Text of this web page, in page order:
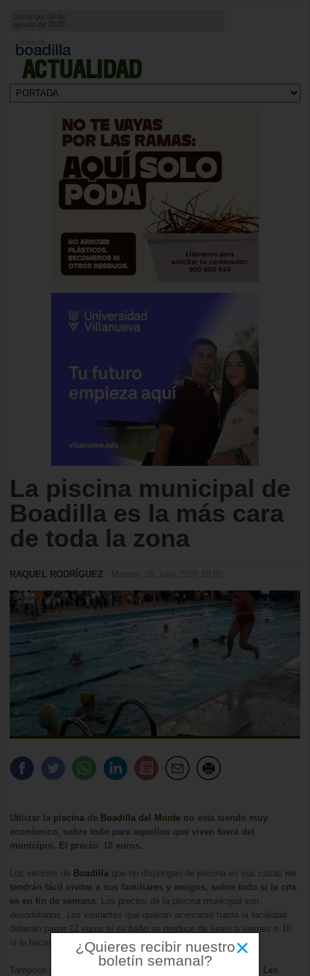
ACTUALIDAD
Domingo, 09 de
agosto de 2026
La piscina municipal de
Boadilla es la más cara
de toda la zona
RAQUEL RODRÍGUEZ
Utilizar la piscina de Boadilla del Monte no esta siendo muy
económico, sobre todo para aquellos que viven fuera del
municipio. El precio: 18 euros.
Los vecinos de Boadilla que no dispongan de piscina en sus casas no
tendrán fácil invitar a sus familiares y amigos, sobre todo si la cita
es en fin de semana. Los precios de la piscina municipal son
desorbitados. Los visitantes que quieran acercarse hasta la localidad
deberán pagar 12 euros si su baño se produce de lunes a viernes o 18
si lo hacen el fin de semana.
Tampoco son precios muy asequibles para los empadronados.
Les
×
¿Quieres recibir nuestro
boletín semanal?